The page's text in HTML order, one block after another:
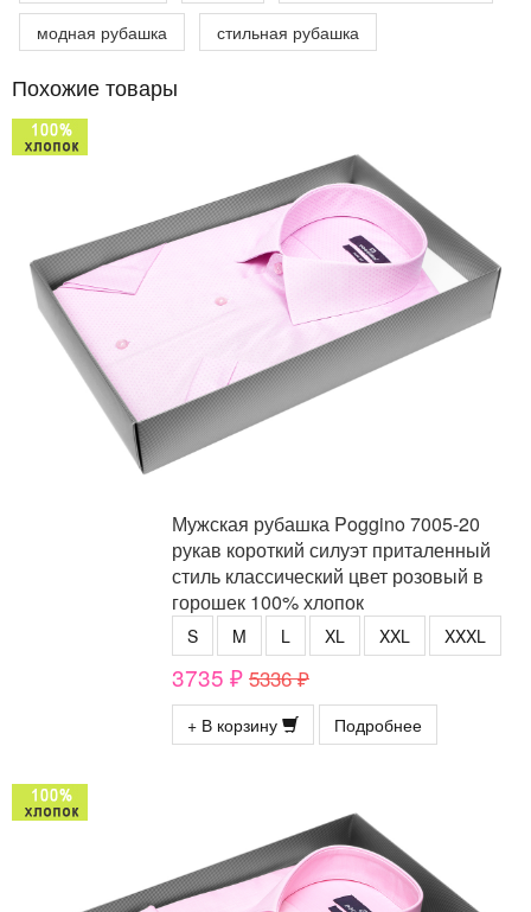
модная рубашка стильная рубашка
Похожие товары
Мужская рубашка Poggino 7005-20
рукав короткий силуэт приталенный
стиль классический цвет розовый в
горошек 100% хлопок
S M L XL XXL XXXL
3735 ₽ 5336 ₽
+ В корзину Подробнее